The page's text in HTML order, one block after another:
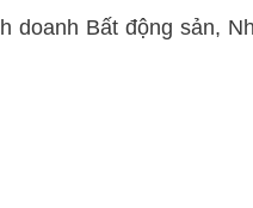
doanh Bất động sản,